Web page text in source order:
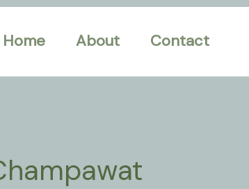
Home About Contact